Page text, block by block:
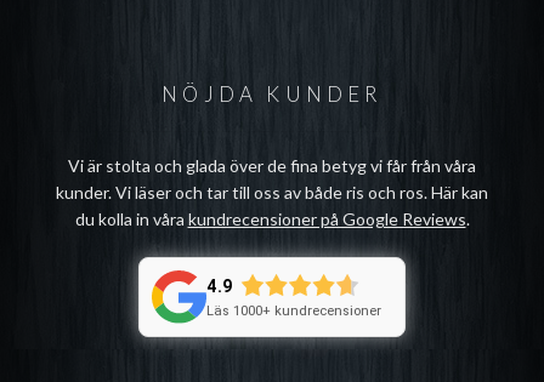
NÖJDA KUNDER
Vi är stolta och glada över de fina betyg vi får från våra
kunder. Vi läser och tar till oss av både ris och ros. Här kan
du kolla in våra kundrecensioner på Google Reviews.
4.9
Läs 1000+ kundrecensioner